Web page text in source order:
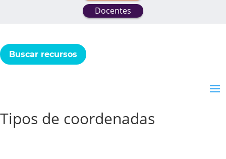
Docentes
Buscar recursos
Tipos de coordenadas